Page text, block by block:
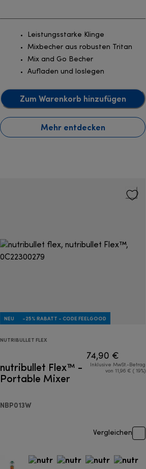
Leistungsstarke Klinge
Mixbecher aus robusten Tritan
Mix and Go Becher
Aufladen und loslegen
Zum Warenkorb hinzufügen
Mehr entdecken
NEU -25% RABATT - CODE FEELGOOD
NUTRIBULLET FLEX
nutribullet Flex™ -
Portable Mixer
NBP013W
74,90 €
Inklusive MwSt.-Betrag
von 11,96 € ( 19%)
Vergleichen